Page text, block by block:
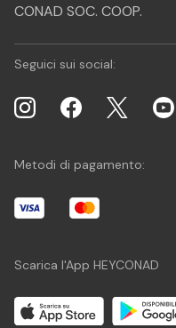
CONAD SOC. COOP.
Seguici sui social:
Metodi di pagamento:
Scarica l'App HEYCONAD